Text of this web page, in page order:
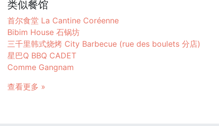
类似餐馆
首尔食堂 La Cantine Coréenne
Bibim House 石锅坊
三千里韩式烧烤 City Barbecue (rue des boulets 分店)
星巴Q BBQ CADET
Comme Gangnam
查看更多 »